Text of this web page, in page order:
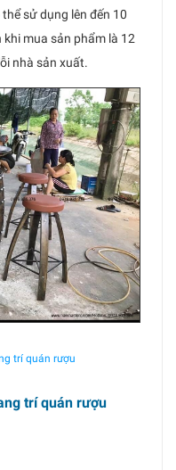
sử dụng lên đến 10
mua sản phẩm là 12
nhà sản xuất.
trí quán rượu
trí quán rượu